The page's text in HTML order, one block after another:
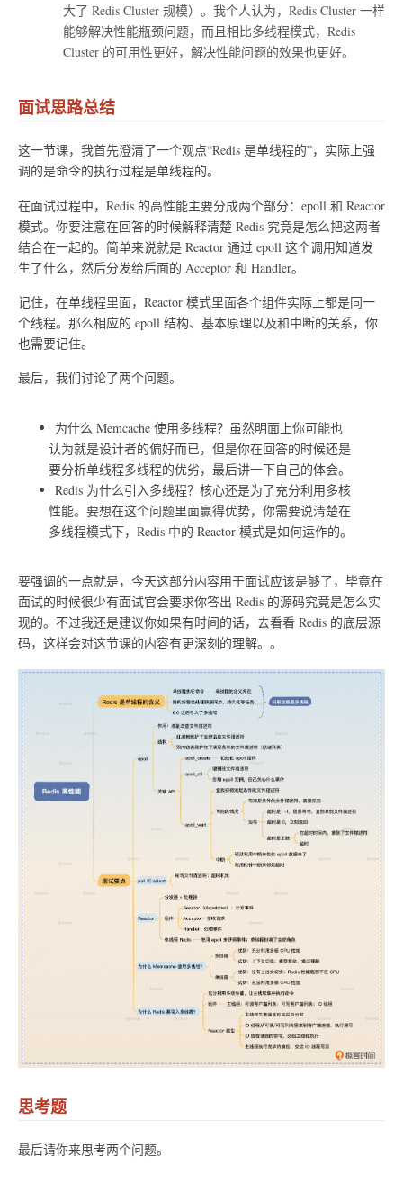
大了 Redis Cluster 规模）。我个人认为，Redis Cluster 一样
能够解决性能瓶颈问题，而且相比多线程模式，Redis
Cluster 的可用性更好，解决性能问题的效果也更好。
面试思路总结
这一节课，我首先澄清了一个观点“Redis 是单线程的”，实际上强
调的是命令的执行过程是单线程的。
在面试过程中，Redis 的高性能主要分成两个部分：epoll 和 Reactor
模式。你要注意在回答的时候解释清楚 Redis 究竟是怎么把这两者
结合在一起的。简单来说就是 Reactor 通过 epoll 这个调用知道发
生了什么，然后分发给后面的 Acceptor 和 Handler。
记住，在单线程里面，Reactor 模式里面各个组件实际上都是同一
个线程。那么相应的 epoll 结构、基本原理以及和中断的关系，你
也需要记住。
最后，我们讨论了两个问题。
为什么 Memcache 使用多线程？虽然明面上你可能也
认为就是设计者的偏好而已，但是你在回答的时候还是
要分析单线程多线程的优劣，最后讲一下自己的体会。
Redis 为什么引入多线程？核心还是为了充分利用多核
性能。要想在这个问题里面赢得优势，你需要说清楚在
多线程模式下，Redis 中的 Reactor 模式是如何运作的。
要强调的一点就是，今天这部分内容用于面试应该是够了，毕竟在
面试的时候很少有面试官会要求你答出 Redis 的源码究竟是怎么实
现的。不过我还是建议你如果有时间的话，去看看 Redis 的底层源
码，这样会对这节课的内容有更深刻的理解。。
思考题
最后请你来思考两个问题。